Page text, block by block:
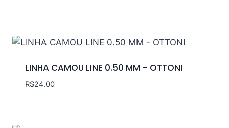
LINHA CAMOU LINE 0.50 MM – OTTONI
R$24.00